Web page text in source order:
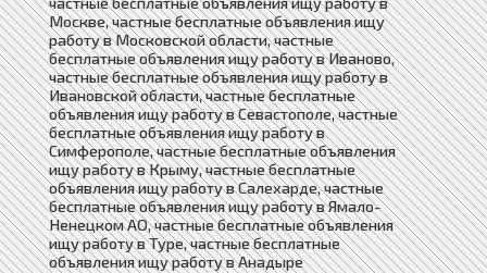
Москве, частные бесплатные объявления ищу
работу в Московской области, частные
бесплатные объявления ищу работу в Иваново,
частные бесплатные объявления ищу работу в
Ивановской области, частные бесплатные
объявления ищу работу в Севастополе, частные
бесплатные объявления ищу работу в
Симферополе, частные бесплатные объявления
ищу работу в Крыму, частные бесплатные
объявления ищу работу в Салехарде, частные
бесплатные объявления ищу работу в Ямало-
Ненецком АО, частные бесплатные объявления
ищу работу в Туре, частные бесплатные
объявления ищу работу в Анадыре